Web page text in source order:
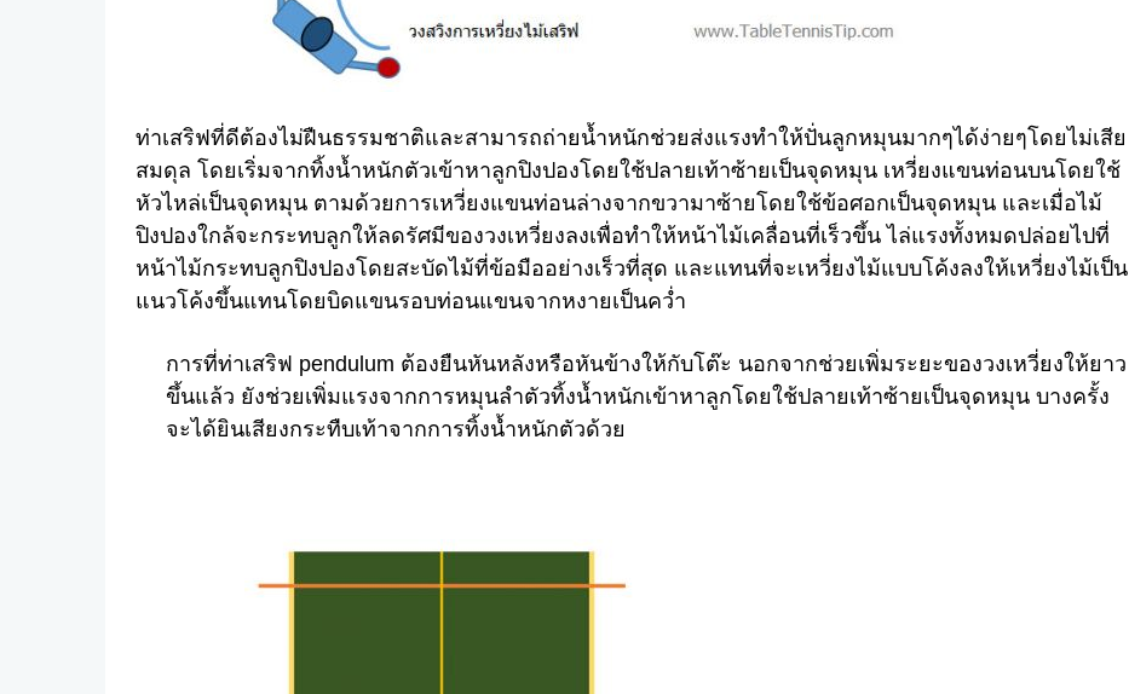
ท่าเสริฟที่ดีต้องไม่ฝืนธรรมชาติและสามารถถ่ายน้ำหนักช่วยส่งแรงทำให้ปั่นลูกหมุนมากๆได้ง่ายๆโดยไม่เสีย
สมดุล โดยเริ่มจากทิ้งน้ำหนักตัวเข้าหาลูกปิงปองโดยใช้ปลายเท้าซ้ายเป็นจุดหมุน เหวี่ยงแขนท่อนบนโดยใช้
หัวไหล่เป็นจุดหมุน ตามด้วยการเหวี่ยงแขนท่อนล่างจากขวามาซ้ายโดยใช้ข้อศอกเป็นจุดหมุน และเมื่อไม้
ปิงปองใกล้จะกระทบลูกให้ลดรัศมีของวงเหวี่ยงลงเพื่อทำให้หน้าไม้เคลื่อนที่เร็วขึ้น ไล่แรงทั้งหมดปล่อยไปที่
หน้าไม้กระทบลูกปิงปองโดยสะบัดไม้ที่ข้อมืออย่างเร็วที่สุด และแทนที่จะเหวี่ยงไม้แบบโค้งลงให้เหวี่ยงไม้เป็น
แนวโค้งขึ้นแทนโดยบิดแขนรอบท่อนแขนจากหงายเป็นคว่ำ
การที่ท่าเสริฟ pendulum ต้องยืนหันหลังหรือหันข้างให้กับโต๊ะ นอกจากช่วยเพิ่มระยะของวงเหวี่ยงให้ยาว
ขึ้นแล้ว ยังช่วยเพิ่มแรงจากการหมุนลำตัวทิ้งน้ำหนักเข้าหาลูกโดยใช้ปลายเท้าซ้ายเป็นจุดหมุน บางครั้ง
จะได้ยินเสียงกระทืบเท้าจากการทิ้งน้ำหนักตัวด้วย